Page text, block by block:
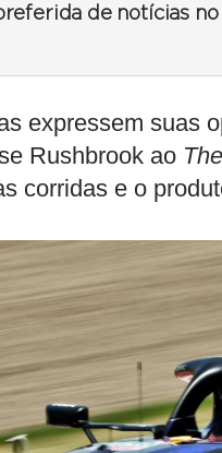
de notícias
expressem suas
Rushbrook ao
corridas e o